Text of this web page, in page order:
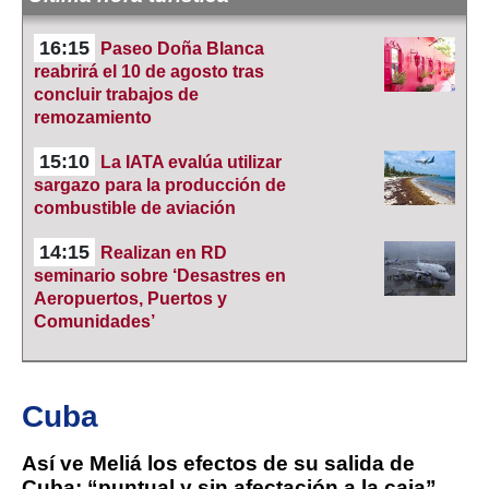
16:15
Paseo Doña Blanca
reabrirá el 10 de agosto tras
concluir trabajos de
remozamiento
15:10
La IATA evalúa utilizar
sargazo para la producción de
combustible de aviación
14:15
Realizan en RD
seminario sobre ‘Desastres en
Aeropuertos, Puertos y
Comunidades’
Cuba
Así ve Meliá los efectos de su salida de